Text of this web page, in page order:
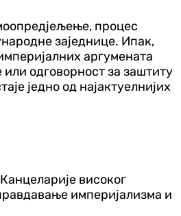
процес
заједнице. Ипак,
аргумената
одговорност за заштиту
једно од најактуелнијих
високог
империјализма и